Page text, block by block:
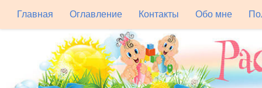
Главная Оглавление Контакты Обо мне